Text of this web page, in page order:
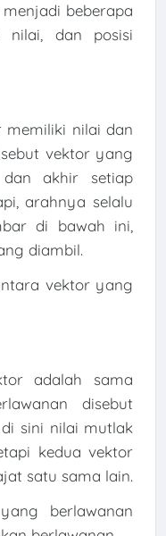
beberapa
nilai, dan posisi
memiliki nilai dan
vektor yang
akhir setiap
arahnya selalu
di bawah ini,
diambil.
vektor yang
adalah sama
disebut
sini nilai mutlak
kedua vektor
satu sama lain.
berlawanan